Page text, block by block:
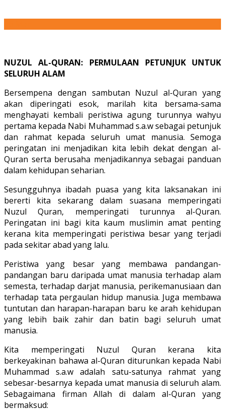
NUZUL AL-QURAN: PERMULAAN PETUNJUK UNTUK
SELURUH ALAM
Bersempena dengan sambutan Nuzul al-Quran yang
akan diperingati esok, marilah kita bersama-sama
menghayati kembali peristiwa agung turunnya wahyu
pertama kepada Nabi Muhammad s.a.w sebagai petunjuk
dan rahmat kepada seluruh umat manusia. Semoga
peringatan ini menjadikan kita lebih dekat dengan al-
Quran serta berusaha menjadikannya sebagai panduan
dalam kehidupan seharian.
Sesungguhnya ibadah puasa yang kita laksanakan ini
bererti kita sekarang dalam suasana memperingati
Nuzul Quran, memperingati turunnya al-Quran.
Peringatan ini bagi kita kaum muslimin amat penting
kerana kita memperingati peristiwa besar yang terjadi
pada sekitar abad yang lalu.
Peristiwa yang besar yang membawa pandangan-
pandangan baru daripada umat manusia terhadap alam
semesta, terhadap darjat manusia, perikemanusiaan dan
terhadap tata pergaulan hidup manusia. Juga membawa
tuntutan dan harapan-harapan baru ke arah kehidupan
yang lebih baik zahir dan batin bagi seluruh umat
manusia.
Kita memperingati Nuzul Quran kerana kita
berkeyakinan bahawa al-Quran diturunkan kepada Nabi
Muhammad s.a.w adalah satu-satunya rahmat yang
sebesar-besarnya kepada umat manusia di seluruh alam.
Sebagaimana firman Allah di dalam al-Quran yang
bermaksud: